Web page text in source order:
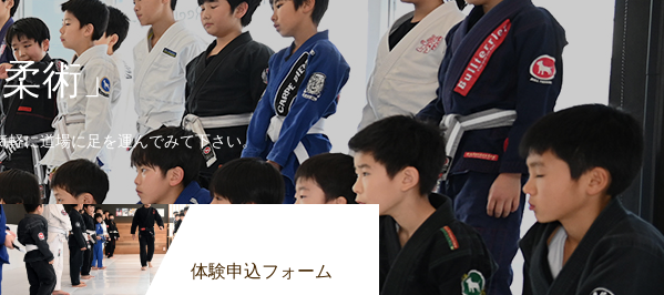
術」
に道場に足を運んでみて下さい。
体験申込フォーム